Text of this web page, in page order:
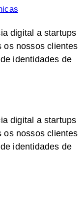
digital a startups
os nossos clientes
identidades de
digital a startups
os nossos clientes
identidades de